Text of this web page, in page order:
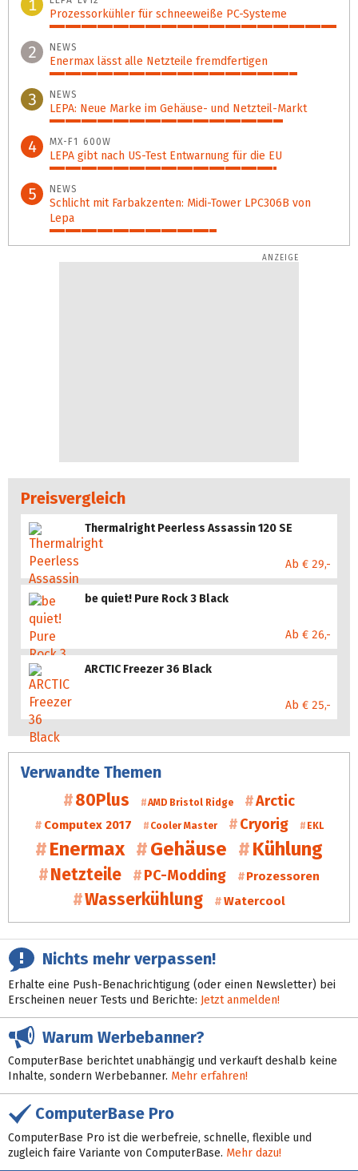
1
Prozessorkühler für schneeweiße PC-Systeme
100%
2 NEWS
Enermax lässt alle Netzteile fremdfertigen
86%
3 NEWS
LEPA: Neue Marke im Gehäuse- und Netzteil-Markt
81%
4 MX-F1 600W
LEPA gibt nach US-Test Entwarnung für die EU
79%
5 NEWS
Schlicht mit Farbakzenten: Midi-Tower LPC306B von
Lepa
58%
Preisvergleich
Thermalright Peerless Assassin 120 SE
Ab € 29,-
be quiet! Pure Rock 3 Black
Ab € 26,-
ARCTIC Freezer 36 Black
Ab € 25,-
Verwandte Themen
80Plus AMD Bristol Ridge Arctic
Computex 2017 Cooler Master Cryorig EKL
Enermax Gehäuse Kühlung
Netzteile PC-Modding Prozessoren
Wasserkühlung Watercool
Nichts mehr verpassen!
Erhalte eine Push-Benachrichtigung (oder einen Newsletter) bei
Erscheinen neuer Tests und Berichte: Jetzt anmelden!
Warum Werbebanner?
ComputerBase berichtet unabhängig und verkauft deshalb keine
Inhalte, sondern Werbebanner. Mehr erfahren!
ComputerBase Pro
ComputerBase Pro ist die werbefreie, schnelle, flexible und
zugleich faire Variante von ComputerBase. Mehr dazu!